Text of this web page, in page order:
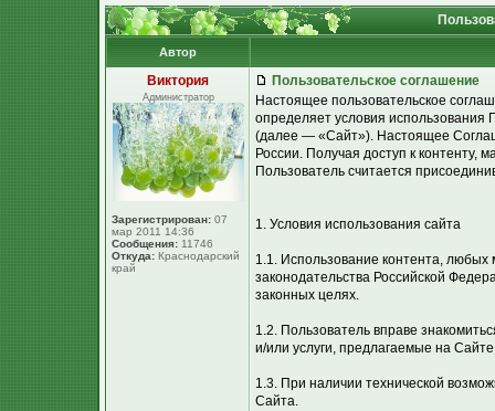
Автор
Виктория
Администратор
Зарегистрирован: 07
мар 2011 14:36
Сообщения: 11746
Откуда: Краснодарский
край
Пользовательское соглашение
Настоящее пользовательское
определяет условия использования
(далее — «Сайт»). Настоящее
России. Получая доступ к
Пользователь считается
1. Условия использования сайта
1.1. Использование контента,
законодательства Российской
законных целях.
1.2. Пользователь вправе
и/или услуги, предлагаемые на
1.3. При наличии технической
Сайта.